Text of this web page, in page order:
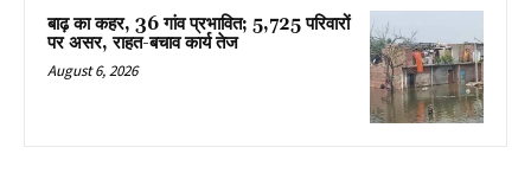
बाढ़ का कहर, 36 गांव प्रभावित; 5,725 परिवारों
पर असर, राहत-बचाव कार्य तेज
August 6, 2026